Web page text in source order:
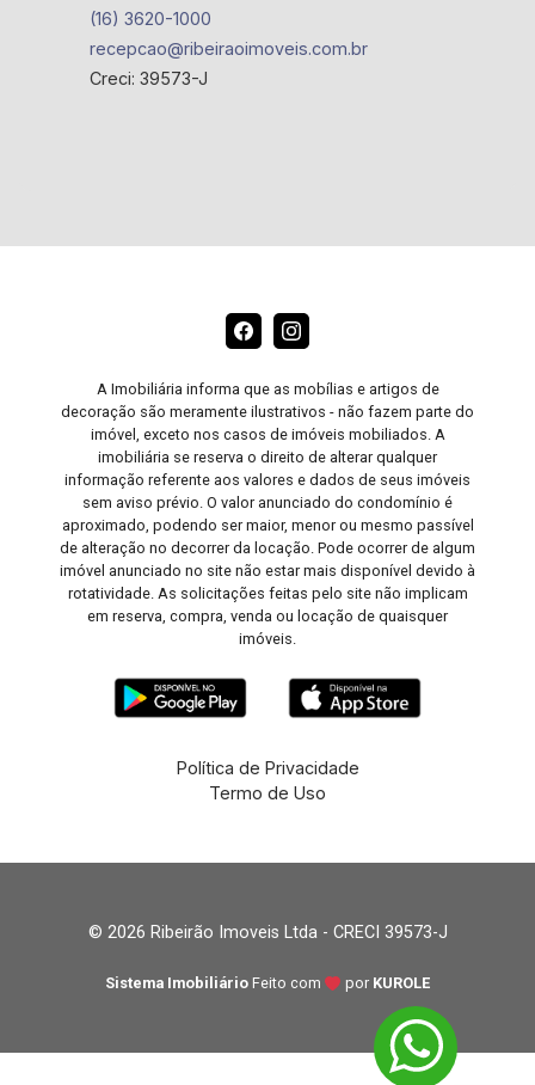
(16) 3620-1000
recepcao@ribeiraoimoveis.com.br
Creci: 39573-J
A Imobiliária informa que as mobílias e artigos de
decoração são meramente ilustrativos - não fazem parte do
imóvel, exceto nos casos de imóveis mobiliados. A
imobiliária se reserva o direito de alterar qualquer
informação referente aos valores e dados de seus imóveis
sem aviso prévio. O valor anunciado do condomínio é
aproximado, podendo ser maior, menor ou mesmo passível
de alteração no decorrer da locação. Pode ocorrer de algum
imóvel anunciado no site não estar mais disponível devido à
rotatividade. As solicitações feitas pelo site não implicam
em reserva, compra, venda ou locação de quaisquer
imóveis.
Política de Privacidade
Termo de Uso
© 2026 Ribeirão Imoveis Ltda - CRECI 39573-J
Sistema Imobiliário Feito com por KUROLE